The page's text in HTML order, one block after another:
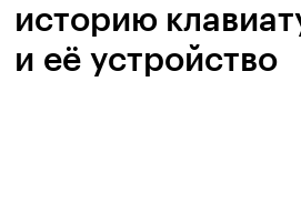
историю
и её устройство